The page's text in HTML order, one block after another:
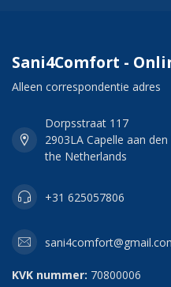
Sani4Comfort -
Alleen correspondentie adres
Dorpsstraat 117
2903LA Capelle aan den
the Netherlands
+31 625057806
KVK nummer: 70800006